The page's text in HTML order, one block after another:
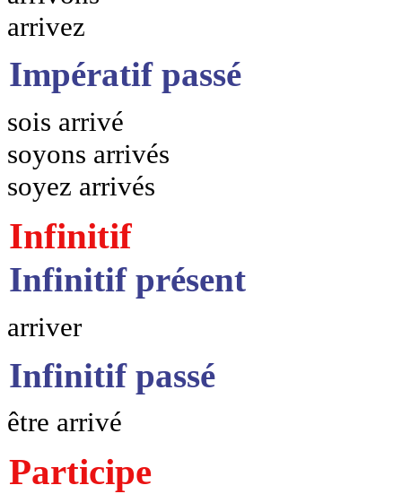
arrivez
Impératif passé
sois arrivé
soyons arrivés
soyez arrivés
Infinitif
Infinitif présent
arriver
Infinitif passé
être arrivé
Participe